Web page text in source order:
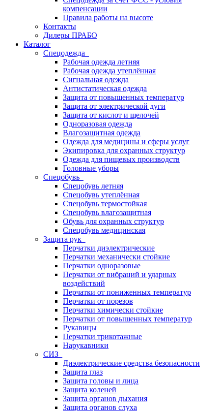
компенсации
Правила работы на высоте
Контакты
Дилеры ПРАБО
Каталог
Спецодежда
Рабочая одежда летняя
Рабочая одежда утеплённая
Сигнальная одежда
Антистатическая одежда
Защита от повышенных температур
Защита от электрической дуги
Защита от кислот и щелочей
Одноразовая одежда
Влагозащитная одежда
Одежда для медицины и сферы услуг
Экипировка для охранных структур
Одежда для пищевых производств
Головные уборы
Спецобувь
Спецобувь летняя
Спецобувь утеплённая
Спецобувь термостойкая
Спецобувь влагозащитная
Обувь для охранных структур
Спецобувь медицинская
Защита рук
Перчатки диэлектрические
Перчатки механически стойкие
Перчатки одноразовые
Перчатки от вибраций и ударных
воздействий
Перчатки от пониженных температур
Перчатки от порезов
Перчатки химически стойкие
Перчатки от повышенных температур
Рукавицы
Перчатки трикотажные
Нарукавники
СИЗ
Диэлектрические средства безопасности
Защита глаз
Защита головы и лица
Защита коленей
Защита органов дыхания
Защита органов слуха